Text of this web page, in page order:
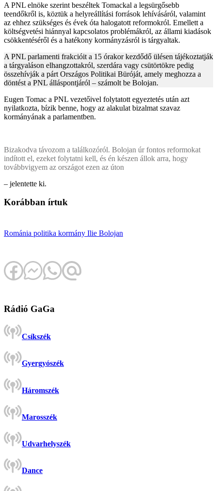
A PNL elnöke szerint beszéltek Tomackal a legsürgősebb
teendőkről is, köztük a helyreállítási források lehívásáról, valamint
az ehhez szükséges és évek óta halogatott reformokról. Emellett a
költségvetési hiánnyal kapcsolatos problémákról, az állami kiadások
csökkentéséről és a hatékony kormányzásról is tárgyaltak.
A PNL parlamenti frakcióit a 15 órakor kezdődő ülésen tájékoztatják
a tárgyaláson elhangzottakról, szerdára vagy csütörtökre pedig
összehívják a párt Országos Politikai Büróját, amely meghozza a
döntést a PNL álláspontjáról – számolt be Bolojan.
Eugen Tomac a PNL vezetőivel folytatott egyeztetés után azt
nyilatkozta, bízik benne, hogy az alakulat bizalmat szavaz
kormányának a parlamentben.
Bizakodva távozom a találkozóról. Bolojan úr fontos reformokat
indított el, ezeket folytatni kell, és én készen állok arra, hogy
továbbvigyem az országot ezen az úton
– jelentette ki.
Korábban írtuk
Románia politika kormány Ilie Bolojan
Rádió GaGa
Csíkszék
Gyergyószék
Háromszék
Marosszék
Udvarhelyszék
Dance